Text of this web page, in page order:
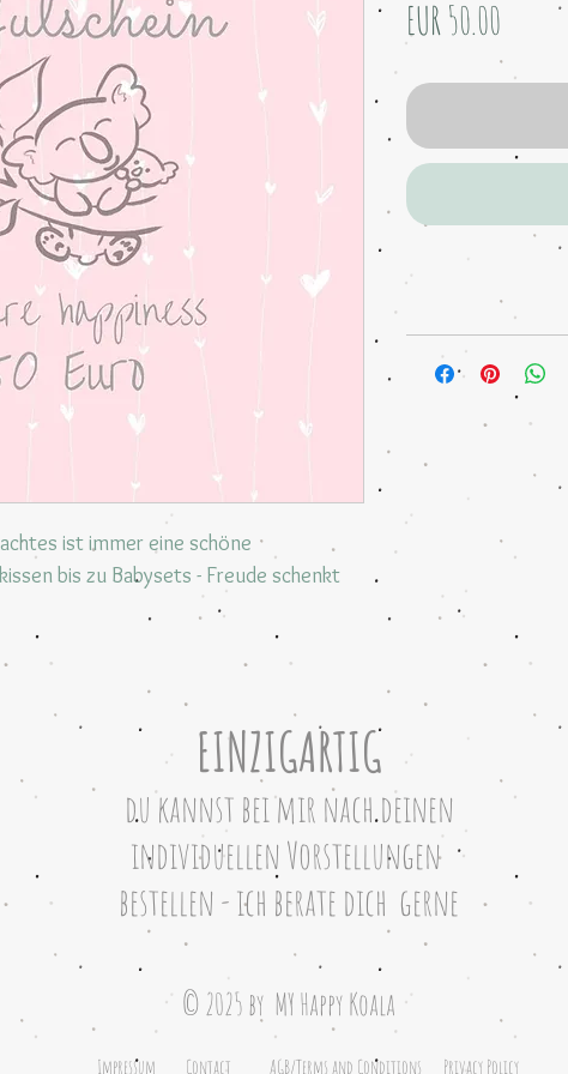
ist immer eine schöne
bis zu Babysets - Freude schenkt
EUR 50.00
EINZIGARTIG
du kannst bei mir nach deinen
individuellen Vorstellungen
bestellen -ich berate dich gerne
© 2025 by MY Happy Koala
Impressum Contact AGB/Terms and Conditions Privacy Policy